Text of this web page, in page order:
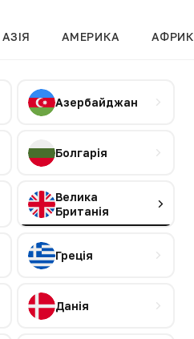
АЗІЯ АМЕРИКА
Азербайджан
Болгарія
Велика
Британія
Греція
Данія